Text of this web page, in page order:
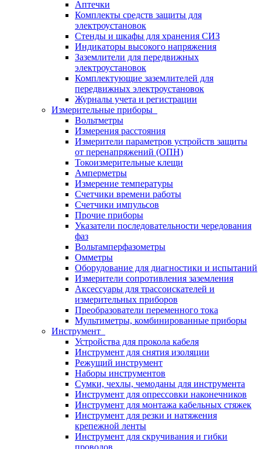
Аптечки
Комплекты средств защиты для
электроустановок
Стенды и шкафы для хранения СИЗ
Индикаторы высокого напряжения
Заземлители для передвижных
электроустановок
Комплектующие заземлителей для
передвижных электроустановок
Журналы учета и регистрации
Измерительные приборы
Вольтметры
Измерения расстояния
Измерители параметров устройств защиты
от перенапряжений (ОПН)
Токоизмерительные клещи
Амперметры
Измерение температуры
Счетчики времени работы
Счетчики импульсов
Прочие приборы
Указатели последовательности чередования
фаз
Вольтамперфазометры
Омметры
Оборудование для диагностики и испытаний
Измерители сопротивления заземления
Аксессуары для трассоискателей и
измерительных приборов
Преобразователи переменного тока
Мультиметры, комбинированные приборы
Инструмент
Устройства для прокола кабеля
Инструмент для снятия изоляции
Режущий инструмент
Наборы инструментов
Сумки, чехлы, чемоданы для инструмента
Инструмент для опрессовки наконечников
Инструмент для монтажа кабельных стяжек
Инструмент для резки и натяжения
крепежной ленты
Инструмент для скручивания и гибки
проводов